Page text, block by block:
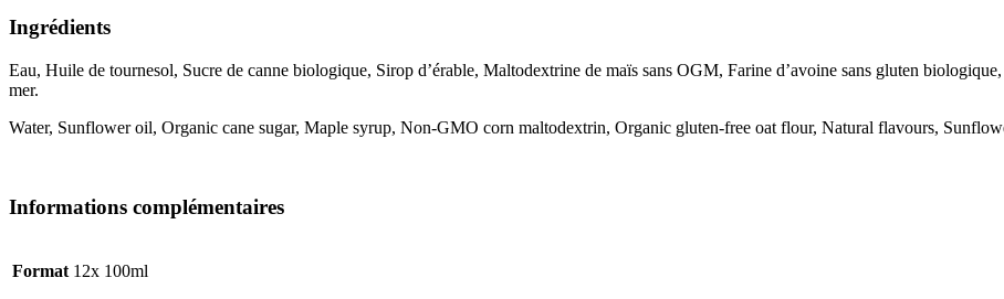
Ingrédients
Eau, Huile de tournesol, Sucre de canne biologique, Sirop d’érable, Maltodextrine de maïs sans OGM, Farine d’avoine sans gluten
mer.
Water, Sunflower oil, Organic cane sugar, Maple syrup, Non‑GMO corn maltodextrin, Organic gluten‑free oat flour, Natural flavours,
Informations complémentaires
Format 12x 100ml